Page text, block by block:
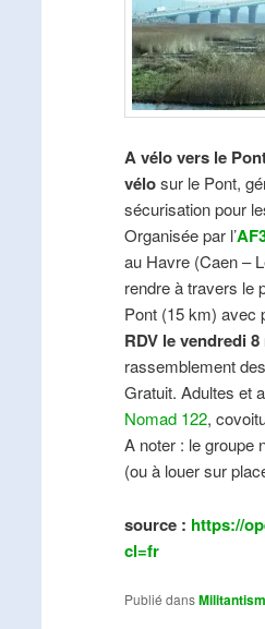
A vélo vers le
vélosur le Pont,
sécurisation pour
Organisée par l’
au Havre (Caen –
rendre à travers le
Pont (15 km) avec
RDV le vendredi
rassemblement
Gratuit. Adultes et
Nomad 122,
A noter : le groupe
(ou à louer sur
source : https://
cl=fr
Publié dans